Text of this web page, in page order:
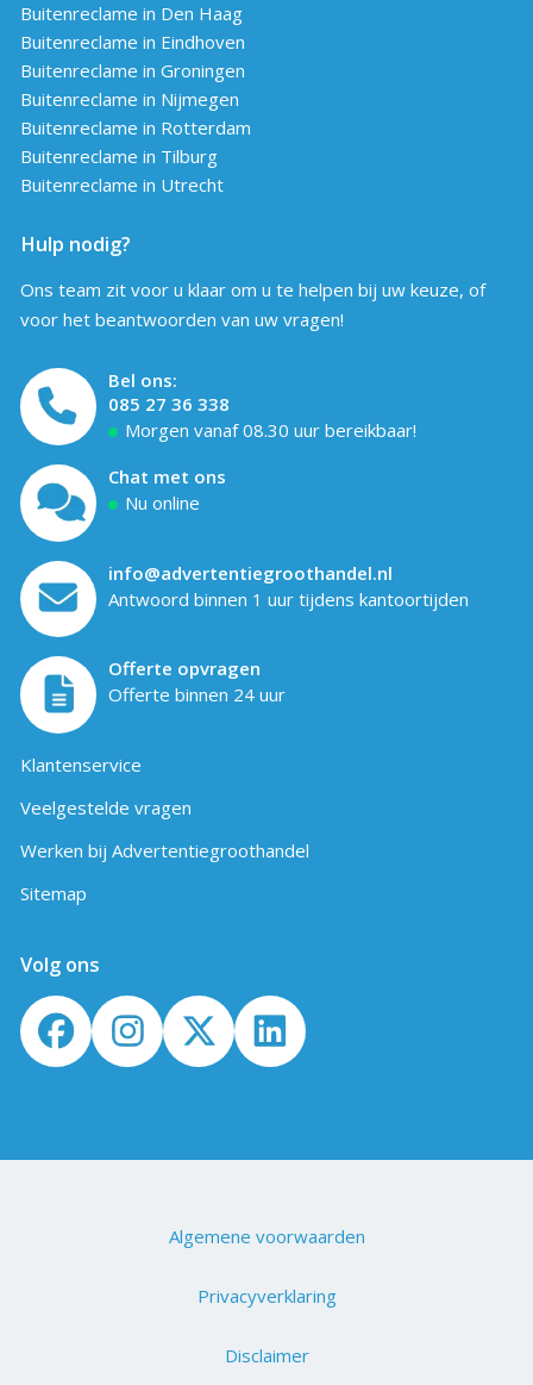
Buitenreclame in Den Haag
Buitenreclame in Eindhoven
Buitenreclame in Groningen
Buitenreclame in Nijmegen
Buitenreclame in Rotterdam
Buitenreclame in Tilburg
Buitenreclame in Utrecht
Hulp nodig?
Ons team zit voor u klaar om u te helpen bij uw keuze, of
voor het beantwoorden van uw vragen!
Bel ons:
085 27 36 338
Morgen vanaf 08.30 uur bereikbaar!
Chat met ons
Nu online
info@advertentiegroothandel.nl
Antwoord binnen 1 uur tijdens kantoortijden
Offerte opvragen
Offerte binnen 24 uur
Klantenservice
Veelgestelde vragen
Werken bij Advertentiegroothandel
Sitemap
Volg ons
Algemene voorwaarden
Privacyverklaring
Disclaimer